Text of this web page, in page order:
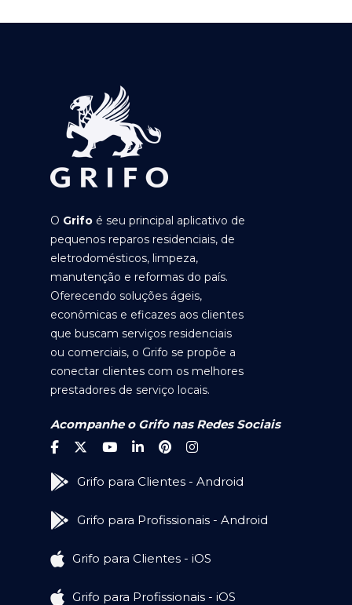
O Grifo é seu principal aplicativo de
pequenos reparos residenciais, de
eletrodomésticos, limpeza,
manutenção e reformas do país.
Oferecendo soluções ágeis,
econômicas e eficazes aos clientes
que buscam serviços residenciais
ou comerciais, o Grifo se propõe a
conectar clientes com os melhores
prestadores de serviço locais.
Acompanhe o Grifo nas Redes Sociais
Grifo para Clientes - Android
Grifo para Profissionais - Android
Grifo para Clientes - iOS
Grifo para Profissionais - iOS